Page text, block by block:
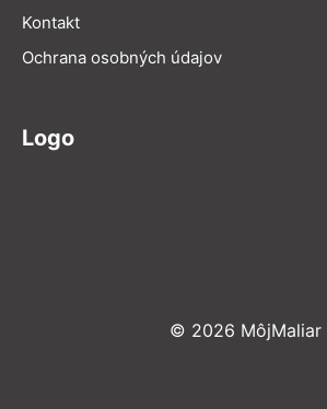
Kontakt
Ochrana osobných údajov
Logo
© 2026 MôjMaliar